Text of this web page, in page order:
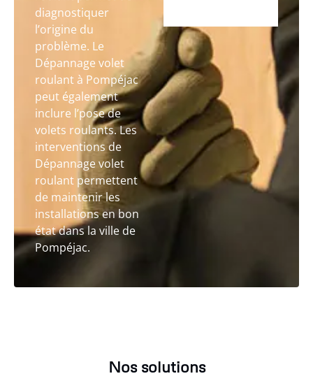
diagnostiquer
l’origine du
problème. Le
Dépannage volet
roulant à Pompéjac
peut également
inclure l’pose de
volets roulants. Les
interventions de
Dépannage volet
roulant permettent
de maintenir les
installations en bon
état dans la ville de
Pompéjac.
Nos solutions